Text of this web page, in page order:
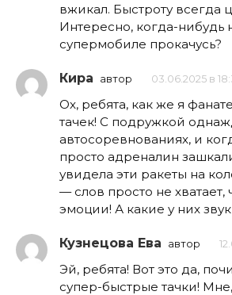
вжикал. Быстроту всегда
Интересно, когда-нибудь
супермобиле прокачусь?
Кира автор 03.06.2025 в
Ох, ребята, как же я
тачек! С подружкой
автосоревнованиях, и
просто адреналин
увидела эти ракеты на
— слов просто не хватает,
эмоции! А какие у них
Кузнецова Ева автор
Эй, ребята! Вот это да,
супер-быстрые тачки!